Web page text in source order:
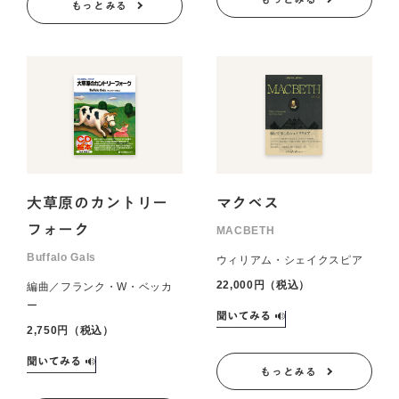
もっとみる
大草原のカントリー
フォーク
Buffalo Gals
編曲／フランク・W・ベッカ
ー
2,750円（税込）
マクベス
MACBETH
ウィリアム・シェイクスピア
22,000円（税込）
もっとみる